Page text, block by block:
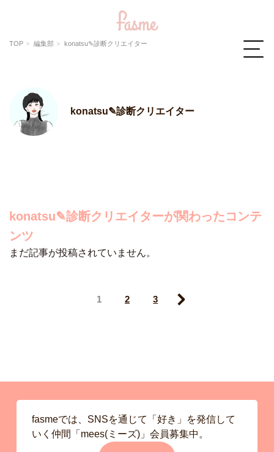
TOP 編集部 konatsu✎診断クリエイター
konatsu✎診断クリエイター
konatsu✎診断クリエイターが関わったコンテ
ンツ
まだ記事が投稿されていません。
1 2 3
fasmeでは、SNSを通じて「好き」を発信して
いく仲間「mees(ミーズ)」会員募集中。